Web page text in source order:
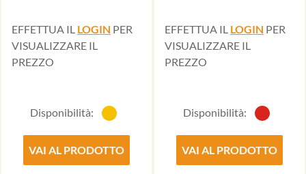
EFFETTUA IL LOGIN PER
VISUALIZZARE IL
PREZZO
Disponibilità:
VAI AL PRODOTTO
EFFETTUA IL LOGIN PER
VISUALIZZARE IL
PREZZO
Disponibilità:
VAI AL PRODOTTO